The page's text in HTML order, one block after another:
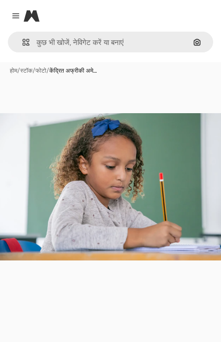
Close menu
Magnific
इमेज से
होम/स्टॉक/फोटो/केंद्रित अफ्रीकी अमे…